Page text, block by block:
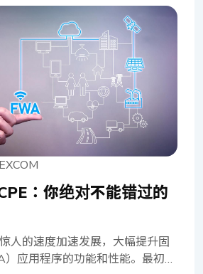
设施的稳定性至关重要。特别是
环境中，任何形式的停机都可能
确保系统的持续运作更是首要之
私有网络中实施健全的网络安全
战在于跨越不同协议与资源，整
策。 在制造环境中，必须持续监
能日志、实时传感器读数等多元
各异，且来自物联网（IoT）装
企业资源规划软件等多重来源。
OT 基础设施的无缝连接与整
收集、传输和清理至关重要。当
业智能应用程序辅助决策时，此
另一项挑战是在安全措施和营运
环境中。因此，必须优化软件驱
施，以确保网络运作顺畅，避免
已难以满足家庭成员间共享带宽
不仅在家庭用户间悄然蔓延，更
业（SMB）的日常运营之中。 固
），为 5G 服务的存取，开辟了一
于传统固网，其优势不言而喻。
繁琐的有线布建，FWA 不仅能
降低电缆基础建设的巨额投资，
高带宽、高可靠性与低延迟。这
得以同时上线，尽情体验过去仅
的优质服务，例如流畅无碍的视
迟的网络研讨会。 挑战 通用客
如同一个强大的多功能平台，让服
商得以迅速部署各式虚拟网络功
这意味着，透过 uCPE，硬件平
资源池，赋予网络功能虚拟化与
：你绝对不能错过的
人的速度加速发展，大幅提升固
应用程序的功能和性能。最初，